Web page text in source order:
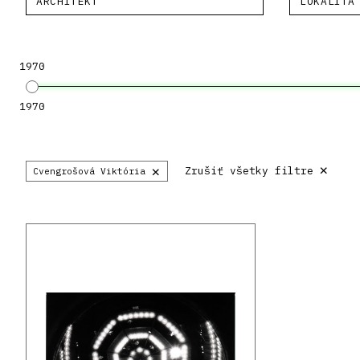
1970
1970
Cvengrošová Viktória × Zrušiť všetky filtre ×